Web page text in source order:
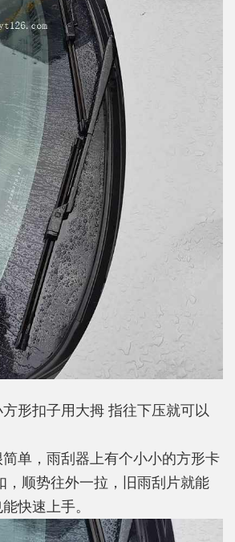
形扣子用大拇 指往下压就可以
单，雨刮器上有个小小的方形卡
，顺势往外一拉，旧雨刮片就能
快速上手。